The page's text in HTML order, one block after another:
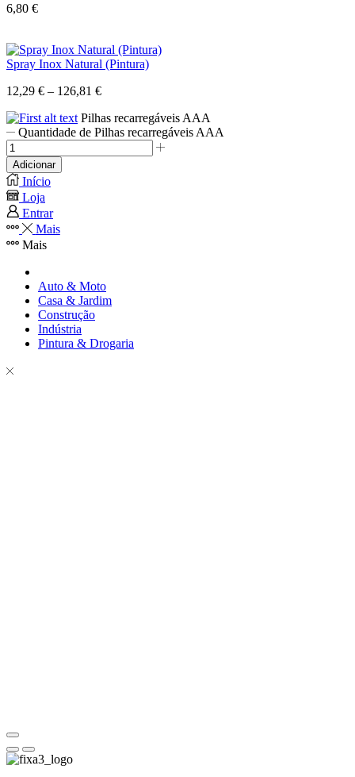
6,80 €
Spray Inox Natural (Pintura)
12,29 € – 126,81 €
Pilhas recarregáveis AAA
Quantidade de Pilhas recarregáveis AAA
Adicionar
Início
Loja
Entrar
Mais
Mais
Auto & Moto
Casa & Jardim
Construção
Indústria
Pintura & Drogaria